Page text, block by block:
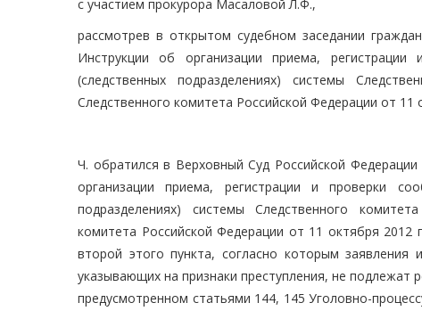
с участием прокурора Масаловой Л.Ф.,
рассмотрев в открытом судебном заседании
Инструкции об организации приема,
(следственных подразделениях) системы
Следственного комитета Российской Федерации от 11
Ч. обратился в Верховный Суд Российской
организации приема, регистрации и проверки
подразделениях) системы Следственного
комитета Российской Федерации от 11 октября 2012
второй этого пункта, согласно которым
указывающих на признаки преступления, не подлежат
предусмотренном статьями 144, 145 Уголовно-